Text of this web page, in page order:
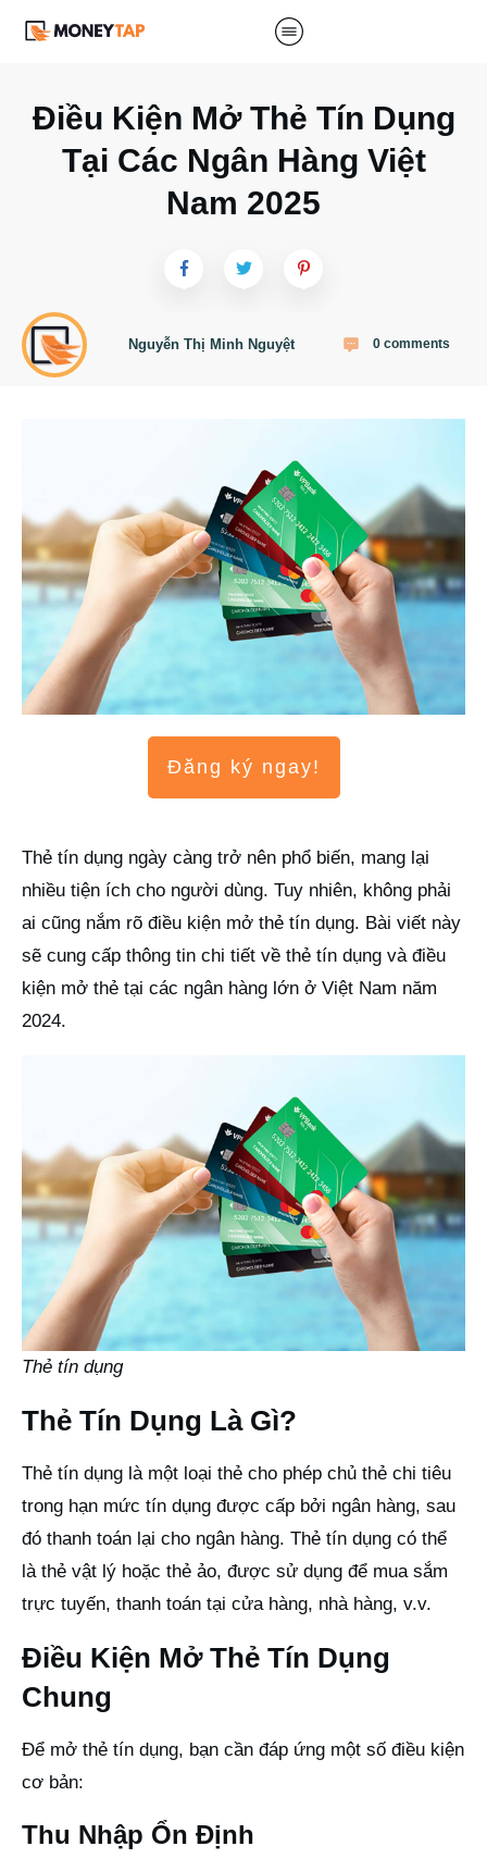
Điều Kiện Mở Thẻ Tín Dụng
Tại Các Ngân Hàng Việt
Nam 2025
Nguyễn Thị Minh Nguyệt 0comments
Đăng ký ngay!
Thẻ tín dụng ngày càng trở nên phổ biến, mang lại
nhiều tiện ích cho người dùng. Tuy nhiên, không phải
ai cũng nắm rõ điều kiện mở thẻ tín dụng. Bài viết này
sẽ cung cấp thông tin chi tiết về thẻ tín dụng và điều
kiện mở thẻ tại các ngân hàng lớn ở Việt Nam năm
2024.
Thẻ tín dụng
Thẻ Tín Dụng Là Gì?
Thẻ tín dụng là một loại thẻ cho phép chủ thẻ chi tiêu
trong hạn mức tín dụng được cấp bởi ngân hàng, sau
đó thanh toán lại cho ngân hàng. Thẻ tín dụng có thể
là thẻ vật lý hoặc thẻ ảo, được sử dụng để mua sắm
trực tuyến, thanh toán tại cửa hàng, nhà hàng, v.v.
Điều Kiện Mở Thẻ Tín Dụng
Chung
Để mở thẻ tín dụng, bạn cần đáp ứng một số điều kiện
cơ bản:
Thu Nhập Ổn Định